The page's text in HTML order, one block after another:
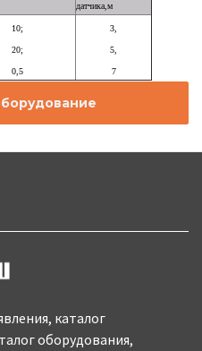
датчика,м
10;
20;
0,5
3,
5,
7
каталог
оборудования,